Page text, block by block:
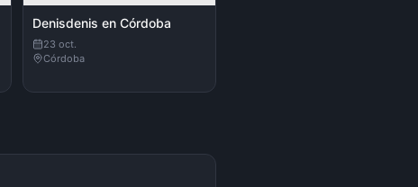
Denisdenis en Córdoba
23 oct.
Córdoba